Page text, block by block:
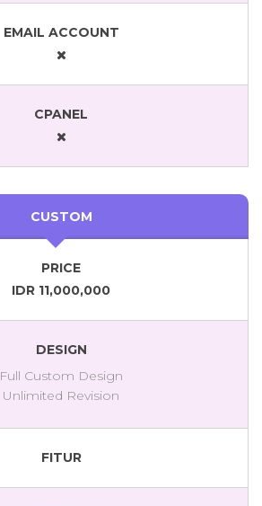
EMAIL ACCOUNT
CPANEL
CUSTOM
PRICE
IDR 11,000,000
DESIGN
Full Custom Design
Unlimited Revision
FITUR